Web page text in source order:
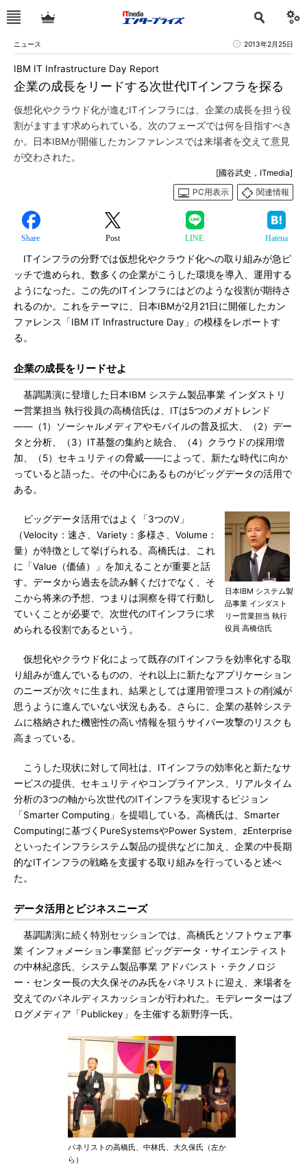
ニュース 2013年2月25日
企業の成長をリードする次世代ITインフラを探る
IBM IT Infrastructure Day Report
仮想化やクラウド化が進むITインフラには、企業の成長を担う役
割がますます求められている。次のフェーズでは何を目指すべき
か。日本IBMが開催したカンファレンスでは来場者を交えて意見
が交わされた。
[國谷武史，ITmedia]
PC用表示
関連情報
Share Post LINE Hatena
ITインフラの分野では仮想化やクラウド化への取り組みが急ピ
ッチで進められ、数多くの企業がこうした環境を導入、運用する
ようになった。この先のITインフラにはどのような役割が期待さ
れるのか。これをテーマに、日本IBMが2月21日に開催したカン
ファレンス「IBM IT Infrastructure Day」の模様をレポートす
る。
企業の成長をリードせよ
基調講演に登壇した日本IBM システム製品事業 インダストリ
ー営業担当 執行役員の高橋信氏は、ITは5つのメガトレンド
――（1）ソーシャルメディアやモバイルの普及拡大、（2）デー
タと分析、（3）IT基盤の集約と統合、（4）クラウドの採用増
加、（5）セキュリティの脅威――によって、新たな時代に向か
っていると語った。その中心にあるものがビッグデータの活用で
ある。
日本IBM システム製
品事業 インダスト
リー営業担当 執行
役員 高橋信氏
ビッグデータ活用ではよく「3つのV」
（Velocity：速さ、Variety：多様さ、Volume：
量）が特徴として挙げられる。高橋氏は、これ
に「Value（価値）」を加えることが重要と話
す。データから過去を読み解くだけでなく、そ
こから将来の予想、つまりは洞察を得て行動し
ていくことが必要で、次世代のITインフラに求
められる役割であるという。
仮想化やクラウド化によって既存のITインフラを効率化する取
り組みが進んでいるものの、それ以上に新たなアプリケーション
のニーズが次々に生まれ、結果としては運用管理コストの削減が
思うように進んでいない状況もある。さらに、企業の基幹システ
ムに格納された機密性の高い情報を狙うサイバー攻撃のリスクも
高まっている。
こうした現状に対して同社は、ITインフラの効率化と新たなサ
ービスの提供、セキュリティやコンプライアンス、リアルタイム
分析の3つの軸から次世代のITインフラを実現するビジョン
「Smarter Computing」を提唱している。高橋氏は、Smarter
Computingに基づくPureSystemsやPower System、zEnterprise
といったインフラシステム製品の提供などに加え、企業の中長期
的なITインフラの戦略を支援する取り組みを行っていると述べ
た。
データ活用とビジネスニーズ
基調講演に続く特別セッションでは、高橋氏とソフトウェア事
業 インフォメーション事業部 ビッグデータ・サイエンティスト
の中林紀彦氏、システム製品事業 アドバンスト・テクノロジ
ー・センター長の大久保そのみ氏をパネリストに迎え、来場者を
交えてのパネルディスカッションが行われた。モデレーターはブ
ログメディア「Publickey」を主催する新野淳一氏。
パネリストの高橋氏、中林氏、大久保氏（左か
ら）